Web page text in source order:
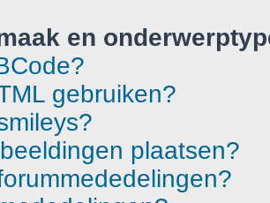
en
gebruiken?
plaatsen?